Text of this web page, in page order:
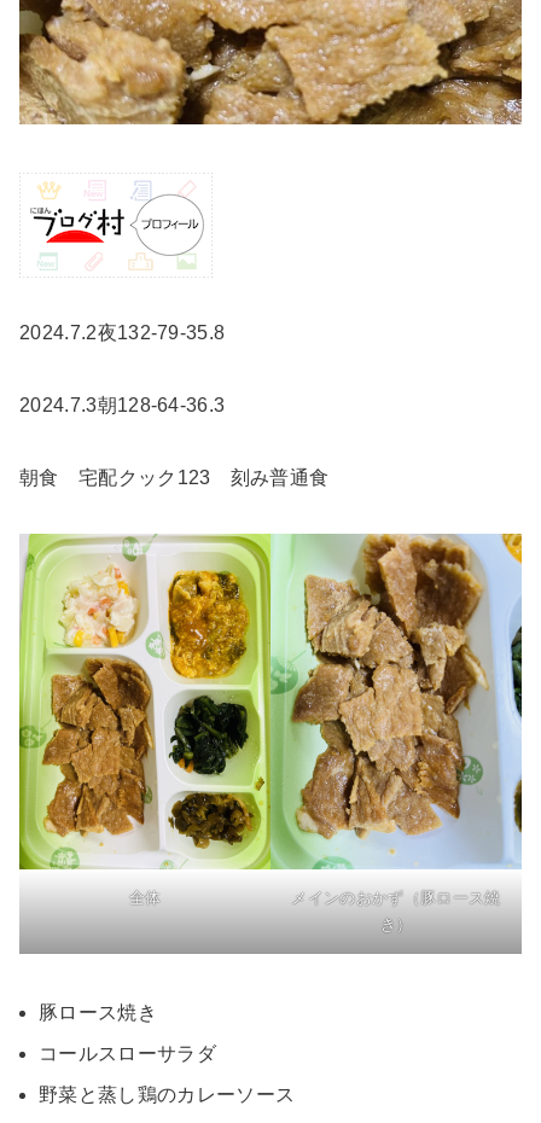
2024.7.2夜132-79-35.8
2024.7.3朝128-64-36.3
朝食 宅配クック123 刻み普通食
全体
メインのおかず（豚ロース焼
き）
豚ロース焼き
コールスローサラダ
野菜と蒸し鶏のカレーソース